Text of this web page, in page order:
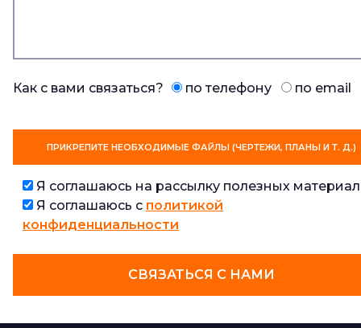
Как с вами связаться? по телефону по email
ПРИКРЕПИТЕ НЕОБХОДИМЫЕ ФАЙЛЫ (ЧЕРТЕЖИ, ПЛАНЫ И Т. Д.)
Я соглашаюсь на рассылку полезных
Я соглашаюсь с политикой
конфиденциальности
СВЯЗАТЬСЯ С НАМИ